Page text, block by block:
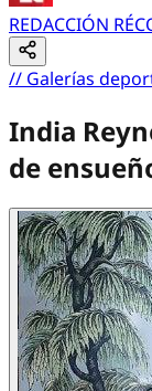
REDACCIÓN
// Galerías
India
de